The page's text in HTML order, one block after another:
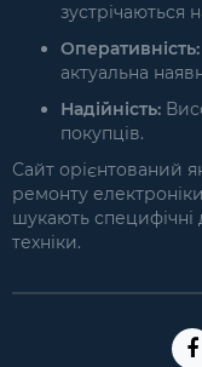
зустрічаються
Оперативність:
актуальна
Надійність:
покупців.
Сайт орієнтований
ремонту
шукають специфічні
техніки.